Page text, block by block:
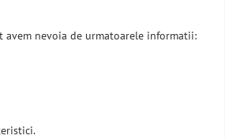
avem nevoia de urmatoarele informatii: